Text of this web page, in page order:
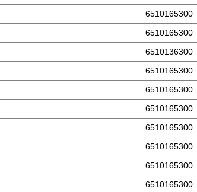
6510165300
6510165300
6510136300
6510165300
6510165300
6510165300
6510165300
6510165300
6510165300
6510165300